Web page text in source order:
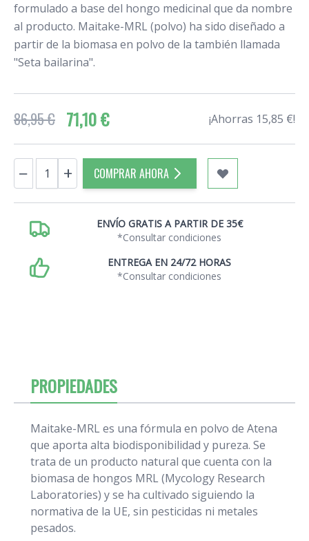
formulado a base del hongo medicinal que da nombre
al producto. Maitake-MRL (polvo) ha sido diseñado a
partir de la biomasa en polvo de la también llamada
"Seta bailarina".
86,95 € 71,10 € ¡Ahorras 15,85 €!
Cantidad
− + COMPRAR AHORA
ENVÍO GRATIS A PARTIR DE 35€
*Consultar condiciones
ENTREGA EN 24/72 HORAS
*Consultar condiciones
PROPIEDADES
Maitake-MRL es una fórmula en polvo de Atena
que aporta alta biodisponibilidad y pureza. Se
trata de un producto natural que cuenta con la
biomasa de hongos MRL (Mycology Research
Laboratories) y se ha cultivado siguiendo la
normativa de la UE, sin pesticidas ni metales
pesados.